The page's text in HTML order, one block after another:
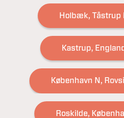
Holbæk, Tåstrup
Kastrup,
København N,
Roskilde,